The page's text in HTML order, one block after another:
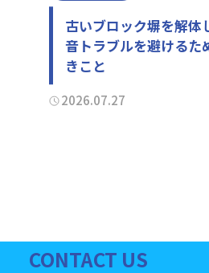
古いブロック塀を解体
音トラブルを避けるた
きこと
2026.07.27
CONTACT US